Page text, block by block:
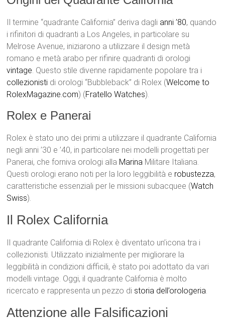
Il termine “quadrante California” deriva dagli anni ’80, quando
i rifinitori di quadranti a Los Angeles, in particolare su
Melrose Avenue, iniziarono a utilizzare il design metà
romano e metà arabo per rifinire quadranti di orologi
vintage. Questo stile divenne rapidamente popolare tra i
collezionisti di orologi “Bubbleback” di Rolex​ (Welcome to
RolexMagazine.com)​​ (Fratello Watches)​.
Rolex e Panerai
Rolex è stato uno dei primi a utilizzare il quadrante California
negli anni ’30 e ’40, in particolare nei modelli progettati per
Panerai, che forniva orologi alla Marina Militare Italiana.
Questi orologi erano noti per la loro leggibilità e robustezza,
caratteristiche essenziali per le missioni subacquee​ (Watch
Swiss)​.
Il Rolex California
Il quadrante California di Rolex è diventato un’icona tra i
collezionisti. Utilizzato inizialmente per migliorare la
leggibilità in condizioni difficili, è stato poi adottato da vari
modelli vintage. Oggi, il quadrante California è molto
ricercato e rappresenta un pezzo di storia dell’orologeria.
Attenzione alle Falsificazioni